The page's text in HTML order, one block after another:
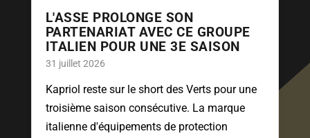
L'ASSE PROLONGE SON
PARTENARIAT AVEC CE GROUPE
ITALIEN POUR UNE 3E SAISON
31 juillet 2026
Kapriol reste sur le short des Verts pour une
troisième saison consécutive. La marque
italienne d'équipements de protection